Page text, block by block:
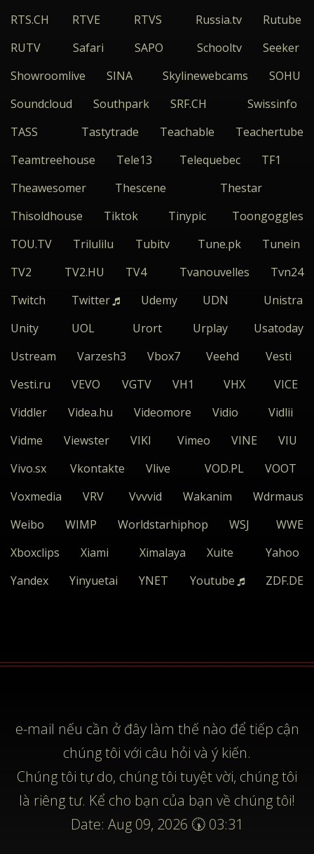
RTS.CH
RTVE RTVS Russia.tv
Rutube
RUTV
Safari SAPO Schooltv
Seeker
Showroomlive
SINA Skylinewebcams
SOHU
Soundcloud
Southpark SRF.CH
Swissinfo
TASS
Tastytrade Teachable
Teachertube
Teamtreehouse
Tele13 Telequebec
TF1
Theawesomer
Thescene
Thestar
Thisoldhouse
Tiktok Tinypic
Toongoggles
TOU.TV
Trilulilu Tubitv Tune.pk
Tunein
TV2
TV2.HU TV4 Tvanouvelles
Tvn24
Twitch
Twitter Udemy UDN
Unistra
Unity
UOL Urort Urplay
Usatoday
Ustream
Varzesh3 Vbox7 Veehd
Vesti
Vesti.ru
VEVO VGTV VH1 VHX
VICE
Viddler
Videa.hu Videomore Vidio
Vidlii
Vidme
Viewster VIKI Vimeo VINE
VIU
Vivo.sx
Vkontakte Vlive VOD.PL
VOOT
Voxmedia
VRV Vvvvid Wakanim
Wdrmaus
Weibo
WIMP Worldstarhiphop WSJ
WWE
Xboxclips
Xiami Ximalaya Xuite
Yahoo
Yandex
Yinyuetai YNET Youtube ZDF.DE
e-mail nếu cần ở đây làm thế nào để tiếp cận
chúng tôi với câu hỏi và ý kiến.
Chúng tôi tự do, chúng tôi tuyệt vời, chúng tôi
là riêng tư. Kể cho bạn của bạn về chúng tôi!
Date: Aug 09, 2026 🕠 03:31